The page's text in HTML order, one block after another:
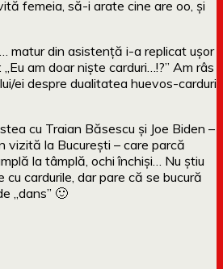
femeia, să-i arate cine are oo, și
matur din asistență i-a replicat ușor
am doar niște carduri…!?” Am râs
ei despre dualitatea huevos-carduri
cu Traian Băsescu și Joe Biden –
vizită la București – care parcă
la tâmplă, ochi închiși… Nu știu
cu cardurile, dar pare că se bucură
„dans” 🙂